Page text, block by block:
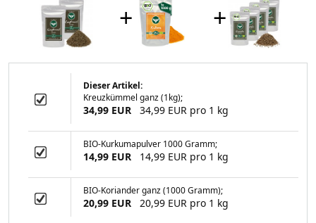
(100
EUR
+ +
Dieser Artikel:
Kreuzkümmel ganz (1kg);
34,99 EUR 34,99 EUR pro 1 kg
BIO-Kurkumapulver 1000 Gramm;
14,99 EUR 14,99 EUR pro 1 kg
BIO-Koriander ganz (1000 Gramm);
20,99 EUR 20,99 EUR pro 1 kg